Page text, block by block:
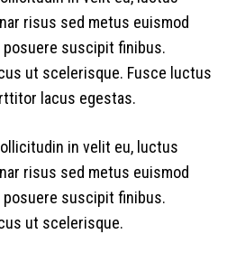
risus sed metus euismod
suscipit finibus.
ut scelerisque. Fusce luctus
lacus egestas.
in velit eu, luctus
risus sed metus euismod
suscipit finibus.
ut scelerisque.